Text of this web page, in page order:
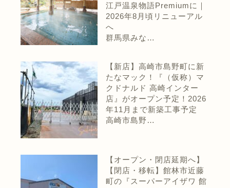
江戸温泉物語Premiumに｜
2026年8月頃リニューアル
へ
群馬県みな…
【新店】高崎市島野町に新
たなマック！『（仮称）マ
クドナルド 高崎インター
店』がオープン予定！2026
年11月まで新築工事予定
高崎市島野…
【オープン・閉店延期へ】
【閉店・移転】館林市近藤
町の『スーパーアイザワ 館